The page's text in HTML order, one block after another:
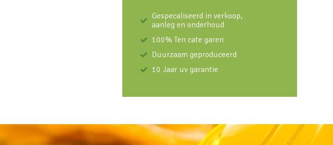
Gespecaliseerd in verkoop,
aanleg en onderhoud
100% Ten cate garen
Duurzaam geproduceerd
10 Jaar uv garantie